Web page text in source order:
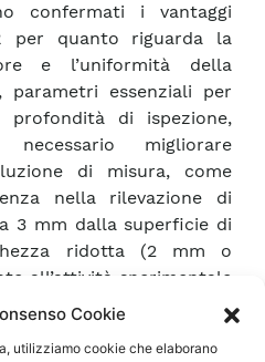
Cookie
utilizziamo cookie che elaborano
confermati i vantaggi
per quanto riguarda la
e l’uniformità della
parametri essenziali per
profondità di ispezione,
migliorare
di misura, come
nella rilevazione di
3 mm dalla superficie di
ridotta (2 mm o
all’attività sperimentale
di calcolo che ha
per via di simulazione
basato su sensore